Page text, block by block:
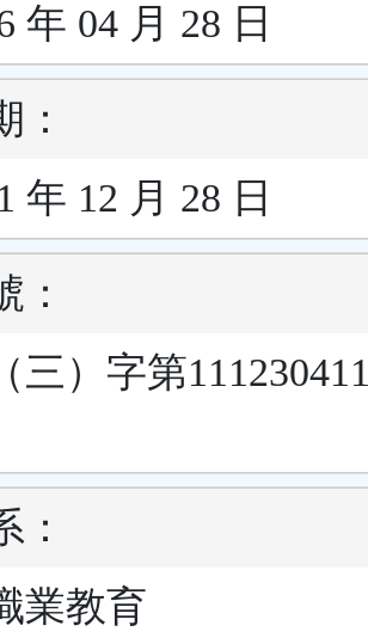
年 04 月 28 日
：
年 12 月 28 日
：
三）字第
：
業教育